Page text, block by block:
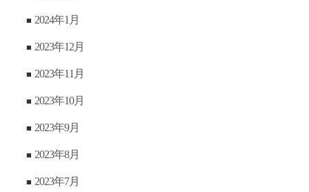
2024年1月
2023年12月
2023年11月
2023年10月
2023年9月
2023年8月
2023年7月